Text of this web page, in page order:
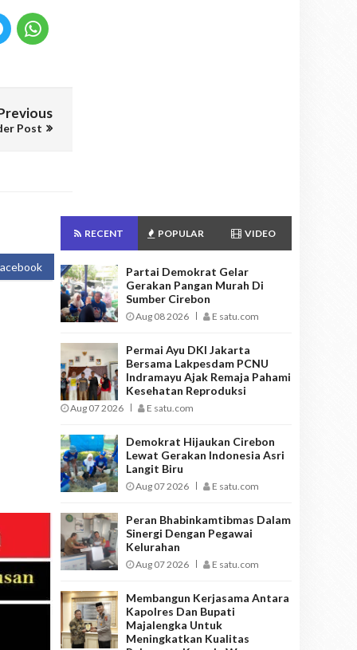
Post
RECENT POPULAR VIDEO
Partai Demokrat Gelar
Gerakan Pangan Murah Di
Sumber Cirebon
Aug 08 2026 E satu.com
Permai Ayu DKI Jakarta
Bersama Lakpesdam PCNU
Indramayu Ajak Remaja Pahami
Kesehatan Reproduksi
Aug 07 2026 E satu.com
Demokrat Hijaukan Cirebon
Lewat Gerakan Indonesia Asri
Langit Biru
Aug 07 2026 E satu.com
Peran Bhabinkamtibmas Dalam
Sinergi Dengan Pegawai
Kelurahan
Aug 07 2026 E satu.com
Membangun Kerjasama Antara
Kapolres Dan Bupati
Majalengka Untuk
Meningkatkan Kualitas